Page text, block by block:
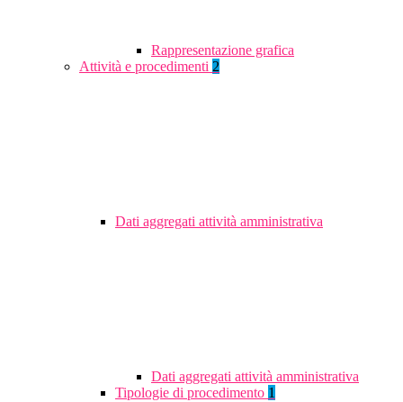
Rappresentazione grafica
Attività e procedimenti 2
Dati aggregati attività amministrativa
Dati aggregati attività amministrativa
Tipologie di procedimento 1